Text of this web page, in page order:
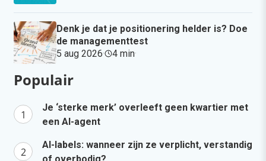
Denk je dat je positionering helder is? Doe
de managementtest
5 aug 2026· 4 min·
Populair
Je ‘sterke merk’ overleeft geen kwartier met
een AI-agent
AI-labels: wanneer zijn ze verplicht, verstandig